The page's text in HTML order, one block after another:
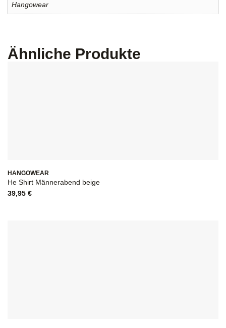
Hangowear
Ähnliche Produkte
HANGOWEAR
He Shirt Männerabend beige
39,95 €